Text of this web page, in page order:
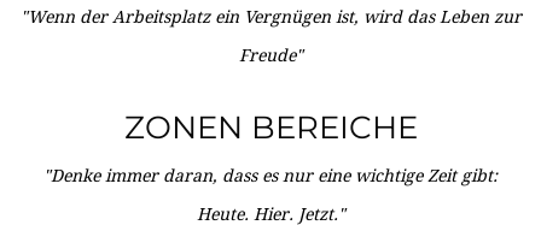
"Wenn der Arbeitsplatz ein Vergnügen ist, wird das Leben zur
Freude"
ZONEN BEREICHE
"Denke immer daran, dass es nur eine wichtige Zeit gibt:
Heute. Hier. Jetzt."